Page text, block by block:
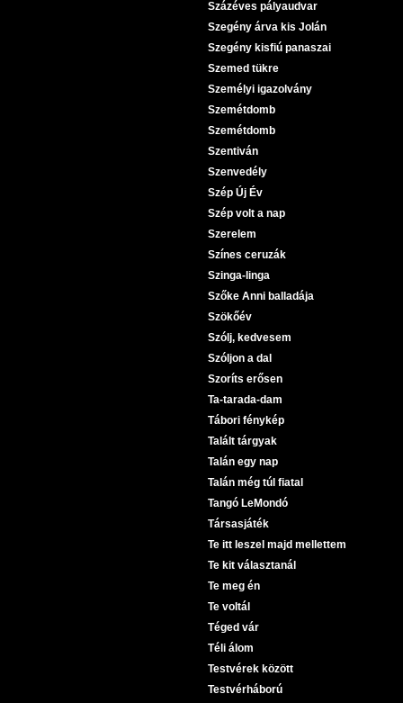
Százéves pályaudvar
Szegény árva kis Jolán
Szegény kisfiú panaszai
Szemed tükre
Személyi igazolvány
Szemétdomb
Szemétdomb
Szentiván
Szenvedély
Szép Új Év
Szép volt a nap
Szerelem
Színes ceruzák
Szinga-linga
Szőke Anni balladája
Szökőév
Szólj, kedvesem
Szóljon a dal
Szoríts erősen
Ta-tarada-dam
Tábori fénykép
Talált tárgyak
Talán egy nap
Talán még túl fiatal
Tangó LeMondó
Társasjáték
Te itt leszel majd mellettem
Te kit választanál
Te meg én
Te voltál
Téged vár
Téli álom
Testvérek között
Testvérháború